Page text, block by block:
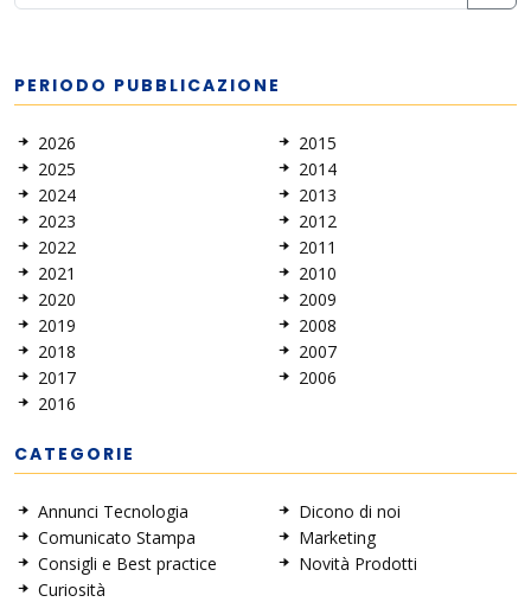
PERIODO PUBBLICAZIONE
2026
2025
2024
2023
2022
2021
2020
2019
2018
2017
2016
2015
2014
2013
2012
2011
2010
2009
2008
2007
2006
CATEGORIE
Annunci Tecnologia
Comunicato Stampa
Consigli e Best practice
Curiosità
Dicono di noi
Marketing
Novità Prodotti